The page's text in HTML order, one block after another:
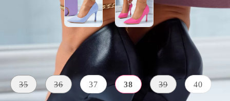
Размер на обувки: Таблица с размери
35 36 37 38 39 40